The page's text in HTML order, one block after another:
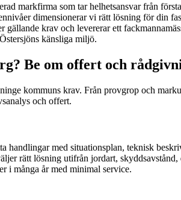
markfirma som tar helhetsansvar från
dimensionerar vi rätt lösning för din
krav och levererar ett
känsliga miljö.
Be om offert och
kommuns krav. Från provgrop och
och offert.
med situationsplan, teknisk
rätt lösning utifrån jordart,
i många år med minimal service.